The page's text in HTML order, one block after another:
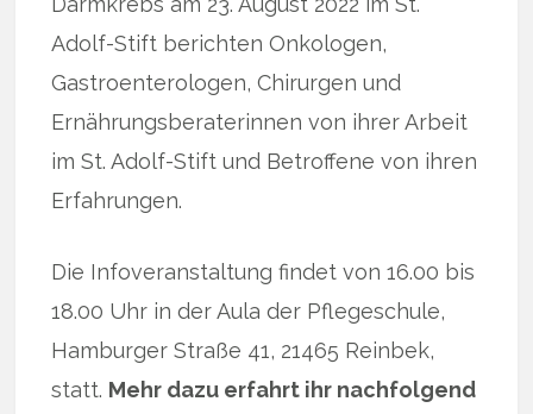
Adolf-Stift berichten Onkologen,
Gastroenterologen, Chirurgen und
Ernährungsberaterinnen von ihrer Arbeit
im St. Adolf-Stift und Betroffene von ihren
Erfahrungen.
Die Infoveranstaltung findet von 16.00 bis
18.00 Uhr in der Aula der Pflegeschule,
Hamburger Straße 41, 21465 Reinbek,
statt. Mehr dazu erfahrt ihr nachfolgend